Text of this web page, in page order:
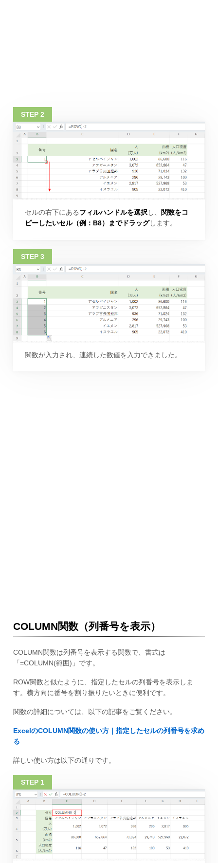
セルの右下にあるフィルハンドルを選択 し、
関数をコ
ピーしたいセル（例：B8）までドラッグします。
関数が入力され、連続した数値を入力できました。
COLUMN関数（列番号を表示）
COLUMN関数は列番号を表示する関数で、書式は
「=COLUMN(範囲)」です。
ROW関数と似たように、指定したセルの列番号を表示しま
す。横方向に番号を割り振りたいときに便利です。
関数の詳細については、以下の記事をご覧ください。
ExcelのCOLUMN関数の使い方｜指定したセルの列番号を求め
る
詳しい使い方は以下の通りです。